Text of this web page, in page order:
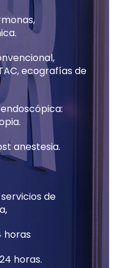
ecografías de
anestesia.
de
horas
horas.